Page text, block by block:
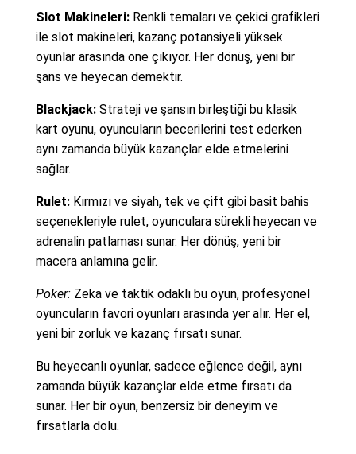
Slot Makineleri:Renkli temaları ve çekici grafikleri
ile slot makineleri, kazanç potansiyeli yüksek
oyunlar arasında öne çıkıyor. Her dönüş, yeni bir
şans ve heyecan demektir.
Blackjack:Strateji ve şansın birleştiği bu klasik
kart oyunu, oyuncuların becerilerini test ederken
aynı zamanda büyük kazançlar elde etmelerini
sağlar.
Rulet:Kırmızı ve siyah, tek ve çift gibi basit bahis
seçenekleriyle rulet, oyunculara sürekli heyecan ve
adrenalin patlaması sunar. Her dönüş, yeni bir
macera anlamına gelir.
Poker:Zeka ve taktik odaklı bu oyun, profesyonel
oyuncuların favori oyunları arasında yer alır. Her el,
yeni bir zorluk ve kazanç fırsatı sunar.
Bu heyecanlı oyunlar, sadece eğlence değil, aynı
zamanda büyük kazançlar elde etme fırsatı da
sunar. Her bir oyun, benzersiz bir deneyim ve
fırsatlarla dolu.